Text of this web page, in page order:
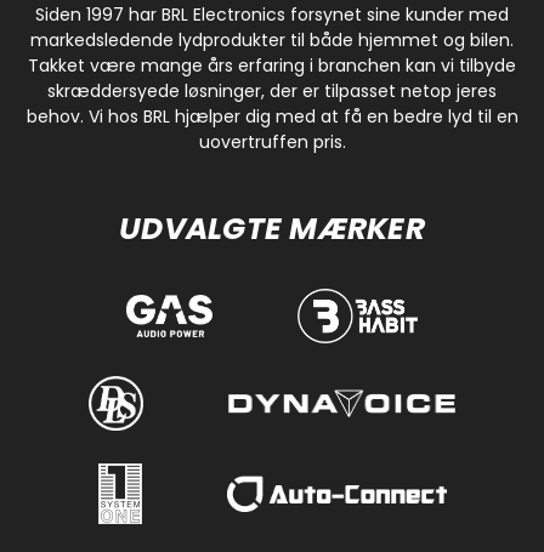
Siden 1997 har BRL Electronics forsynet sine kunder med
markedsledende lydprodukter til både hjemmet og bilen.
Takket være mange års erfaring i branchen kan vi tilbyde
skræddersyede løsninger, der er tilpasset netop jeres
behov. Vi hos BRL hjælper dig med at få en bedre lyd til en
uovertruffen pris.
UDVALGTE MÆRKER